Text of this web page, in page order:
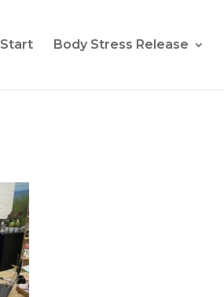
Start Body Stress Release